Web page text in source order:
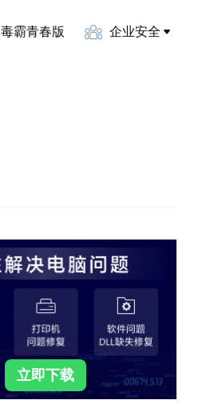
毒霸青春版 企业安全
立即下载